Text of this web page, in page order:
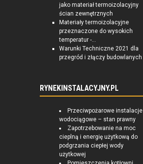
jako materiał termoizolacyjny
ścian zewnętrznych
Materiały termoizolacyjne
przeznaczone do wysokich
temperatur -...
Warunki Techniczne 2021 dla
przegród i złączy budowlanych
RYNEKINSTALACYJNY.PL
Przeciwpożarowe instalacje
wodociągowe – stan prawny
Zapotrzebowanie na moc
cieplną i energię użytkową do
podgrzania ciepłej wody
użytkowej